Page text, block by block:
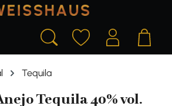
Tequila
Tequila 40% vol.